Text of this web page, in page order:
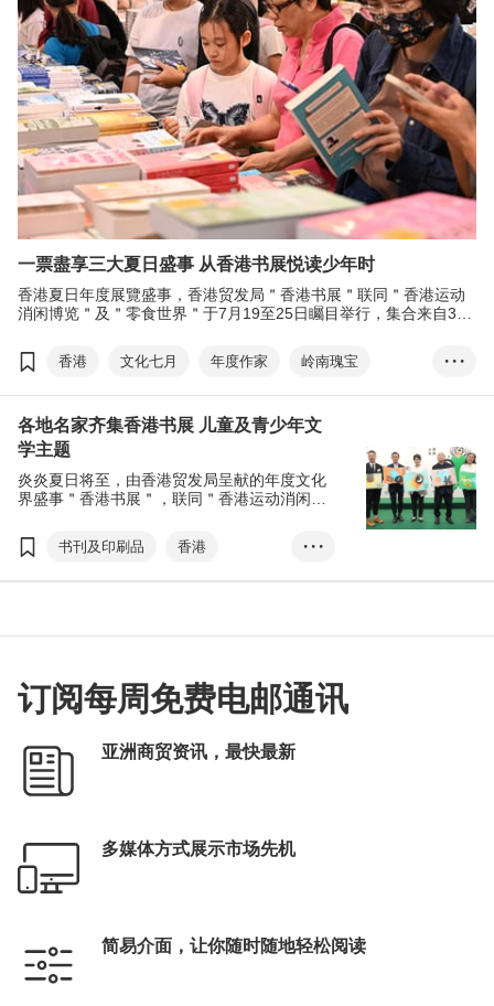
一票盡享三大夏日盛事 从香港书展悦读少年时
香港夏日年度展覽盛事，香港贸发局＂香港书展＂联同＂香港运动
消闲博览＂及＂零食世界＂于7月19至25日矚目举行，集合来自36
香港 文化七月 年度作家
岭南瑰宝
香港书展
儿童及青少年文学
香港运动消闲博览
零食世界
张淑芬
罗振宇
• • •
各地名家齐集香港书展 儿童及青少年文
学主题
炎炎夏日将至，由香港贸发局呈献的年度文化
界盛事＂香港书展＂，联同＂香港运动消闲博
行，公众只需购买一张门票，即可同时参观三
大展览，尽享阅读、消闲及选购零食的乐趣。
书刊及印刷品
香港
文化七月
年度作家
零食世界
张淑芬
马伯庸
• • •
订阅每周免费电邮通讯
亚洲商贸资讯，最快最新
多媒体方式展示市场先机
简易介面，让你随时随地轻松阅读